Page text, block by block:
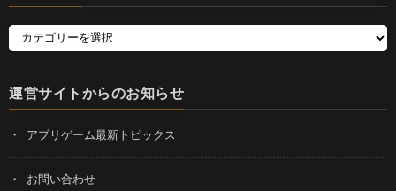
運営サイトからのお知らせ
アプリゲーム最新トピックス
お問い合わせ